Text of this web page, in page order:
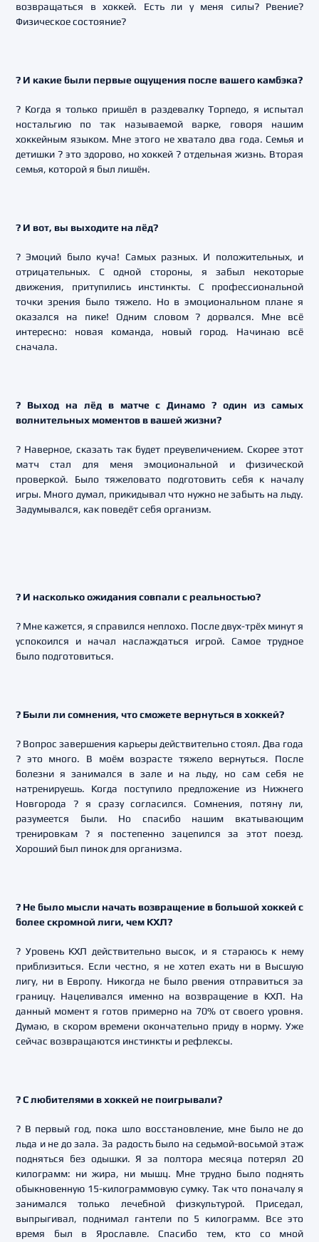
возвращаться в хоккей. Есть ли у меня силы? Рвение?
Физическое состояние?
? И какие были первые ощущения после вашего камбэка?
? Когда я только пришёл в раздевалку Торпедо, я испытал
ностальгию по так называемой варке, говоря нашим
хоккейным языком. Мне этого не хватало два года. Семья и
детишки ? это здорово, но хоккей ? отдельная жизнь. Вторая
семья, которой я был лишён.
? И вот, вы выходите на лёд?
? Эмоций было куча! Самых разных. И положительных, и
отрицательных. С одной стороны, я забыл некоторые
движения, притупились инстинкты. С профессиональной
точки зрения было тяжело. Но в эмоциональном плане я
оказался на пике! Одним словом ? дорвался. Мне всё
интересно: новая команда, новый город. Начинаю всё
сначала.
? Выход на лёд в матче с Динамо ? один из самых
волнительных моментов в вашей жизни?
? Наверное, сказать так будет преувеличением. Скорее этот
матч стал для меня эмоциональной и физической
проверкой. Было тяжеловато подготовить себя к началу
игры. Много думал, прикидывал что нужно не забыть на льду.
Задумывался, как поведёт себя организм.
? И насколько ожидания совпали с реальностью?
? Мне кажется, я справился неплохо. После двух-трёх минут я
успокоился и начал наслаждаться игрой. Самое трудное
было подготовиться.
? Были ли сомнения, что сможете вернуться в хоккей?
? Вопрос завершения карьеры действительно стоял. Два года
? это много. В моём возрасте тяжело вернуться. После
болезни я занимался в зале и на льду, но сам себя не
натренируешь. Когда поступило предложение из Нижнего
Новгорода ? я сразу согласился. Сомнения, потяну ли,
разумеется были. Но спасибо нашим вкатывающим
тренировкам ? я постепенно зацепился за этот поезд.
Хороший был пинок для организма.
? Не было мысли начать возвращение в большой хоккей с
более скромной лиги, чем КХЛ?
? Уровень КХЛ действительно высок, и я стараюсь к нему
приблизиться. Если честно, я не хотел ехать ни в Высшую
лигу, ни в Европу. Никогда не было рвения отправиться за
границу. Нацеливался именно на возвращение в КХЛ. На
данный момент я готов примерно на 70% от своего уровня.
Думаю, в скором времени окончательно приду в норму. Уже
сейчас возвращаются инстинкты и рефлексы.
? С любителями в хоккей не поигрывали?
? В первый год, пока шло восстановление, мне было не до
льда и не до зала. За радость было на седьмой-восьмой этаж
подняться без одышки. Я за полтора месяца потерял 20
килограмм: ни жира, ни мышц. Мне трудно было поднять
обыкновенную 15-килограммовую сумку. Так что поначалу я
занимался только лечебной физкультурой. Приседал,
выпрыгивал, поднимал гантели по 5 килограмм. Все это
время был в Ярославле. Спасибо тем, кто со мной